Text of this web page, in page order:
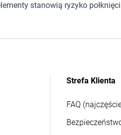
stanowią ryzyko
Strefa Klienta
FAQ